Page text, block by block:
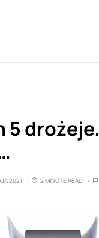
5
2021 2 MINUTE READ